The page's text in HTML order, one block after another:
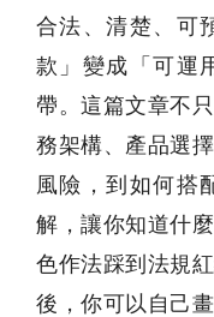
合法、清楚、可
款」變成「可運
帶。這篇文章不
務架構、產品選
風險，到如何搭
解，讓你知道什
色作法踩到法規
後，你可以自己